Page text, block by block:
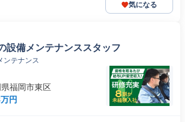
気になる
設備メンテナンススタッフ
ンテナンス
福岡市東区
円